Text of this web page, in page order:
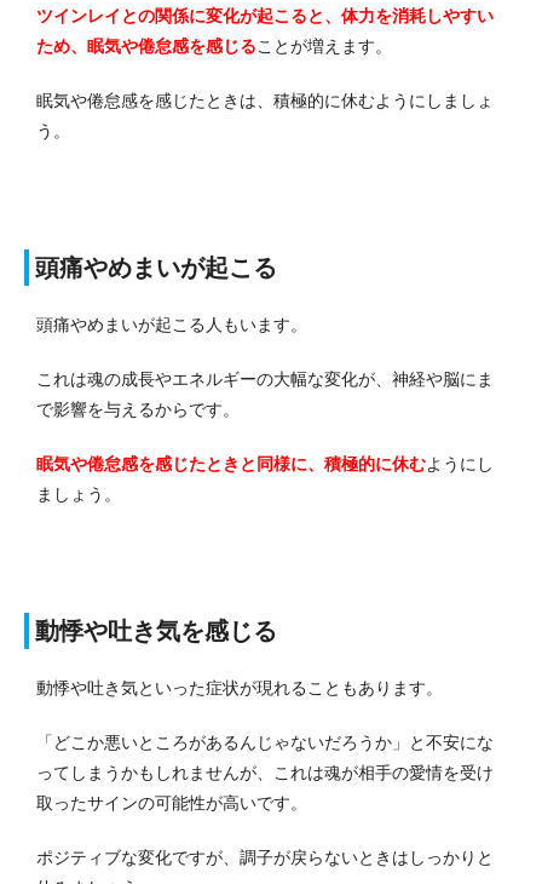
ツインレイとの関係に変化が起こると、体力を消耗しやすい
ため、眠気や倦怠感を感じることが増えます。
眠気や倦怠感を感じたときは、積極的に休むようにしましょ
う。
頭痛やめまいが起こる
頭痛やめまいが起こる人もいます。
これは魂の成長やエネルギーの大幅な変化が、神経や脳にま
で影響を与えるからです。
眠気や倦怠感を感じたときと同様に、積極的に休むようにし
ましょう。
動悸や吐き気を感じる
動悸や吐き気といった症状が現れることもあります。
「どこか悪いところがあるんじゃないだろうか」と不安にな
ってしまうかもしれませんが、これは魂が相手の愛情を受け
取ったサインの可能性が高いです。
ポジティブな変化ですが、調子が戻らないときはしっかりと